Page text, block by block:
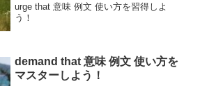
urge that 意味 例文 使い方を習得しよ
う！
demand that 意味 例文 使い方を
マスターしよう！